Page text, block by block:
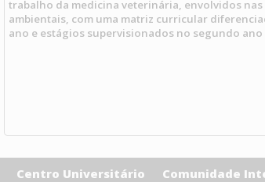
trabalho da medicina veterinária, envolvidos
ambientais, com uma matriz curricular
ano e estágios supervisionados no segundo
Centro Universitário Comunidade